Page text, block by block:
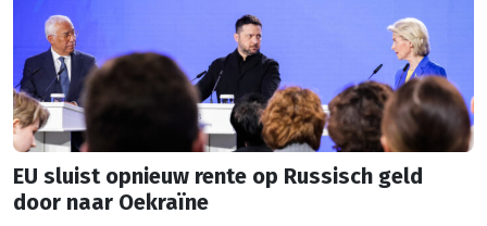
EU sluist opnieuw rente op Russisch geld
door naar Oekraïne